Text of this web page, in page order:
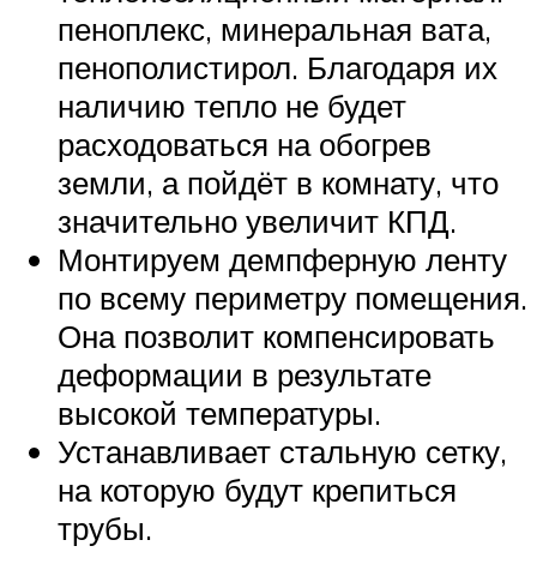
пеноплекс, минеральная вата,
пенополистирол. Благодаря их
наличию тепло не будет
расходоваться на обогрев
земли, а пойдёт в комнату, что
значительно увеличит КПД.
Монтируем демпферную ленту
по всему периметру помещения.
Она позволит компенсировать
деформации в результате
высокой температуры.
Устанавливает стальную сетку,
на которую будут крепиться
трубы.